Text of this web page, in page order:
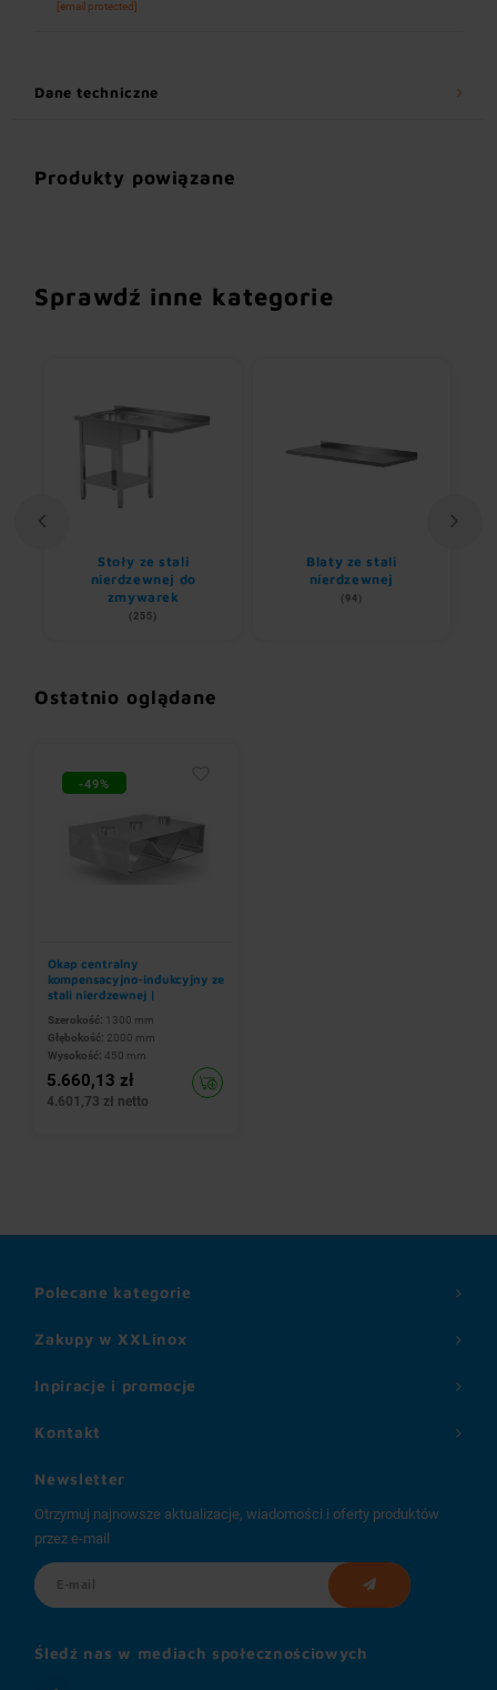
[email protected]
Dane techniczne
Produkty powiązane
Sprawdź inne kategorie
Stoły ze stali
nierdzewnej do
zmywarek
(255)
Blaty ze stali
nierdzewnej
(94)
Ostatnio oglądane
-49%
Okap centralny
kompensacyjno-indukcyjny ze
stali nierdzewnej |
Szerokość: 1300 mm
Głębokość: 2000 mm
Wysokość: 450 mm
5.660,13 zł
4.601,73 zł netto
Zakupy w XXLinox
Inpiracje i promocje
Polecane kategorie
Kontakt
Newsletter
Otrzymuj najnowsze aktualizacje, wiadomości i oferty produktów
przez e-mail
Śledź nas w mediach społecznościowych